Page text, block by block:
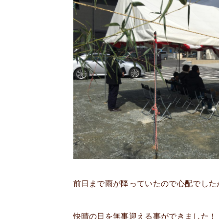
前日まで雨が降っていたので心配でした
快晴の日を無事迎える事ができました！